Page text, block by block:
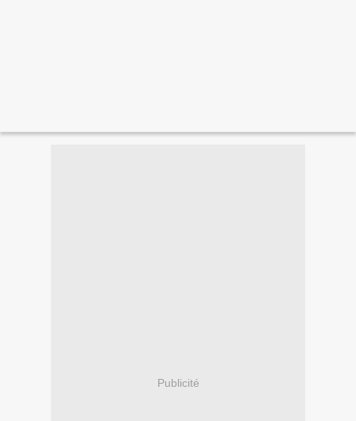
Publicité